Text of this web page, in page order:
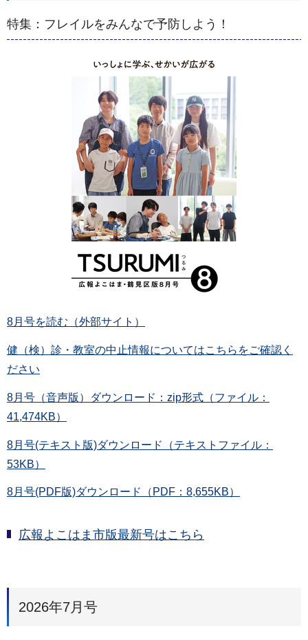
特集：フレイルをみんなで予防しよう！
8月号を読む（外部サイト）
健（検）診・教室の中止情報についてはこちらをご確認く
ださい
8月号（音声版）ダウンロード：zip形式（ファイル：
41,474KB）
8月号(テキスト版)ダウンロード（テキストファイル：
53KB）
8月号(PDF版)ダウンロード（PDF：8,655KB）
広報よこはま市版最新号はこちら
2026年7月号